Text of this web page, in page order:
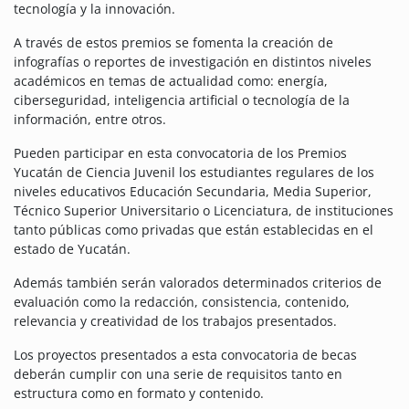
tecnología y la innovación.
A través de estos premios se fomenta la creación de
infografías o reportes de investigación en distintos niveles
académicos en temas de actualidad como: energía,
ciberseguridad, inteligencia artificial o tecnología de la
información, entre otros.
Pueden participar en esta convocatoria de los Premios
Yucatán de Ciencia Juvenil los estudiantes regulares de los
niveles educativos Educación Secundaria, Media Superior,
Técnico Superior Universitario o Licenciatura, de instituciones
tanto públicas como privadas que están establecidas en el
estado de Yucatán.
Además también serán valorados determinados criterios de
evaluación como la redacción, consistencia, contenido,
relevancia y creatividad de los trabajos presentados.
Los proyectos presentados a esta convocatoria de becas
deberán cumplir con una serie de requisitos tanto en
estructura como en formato y contenido.